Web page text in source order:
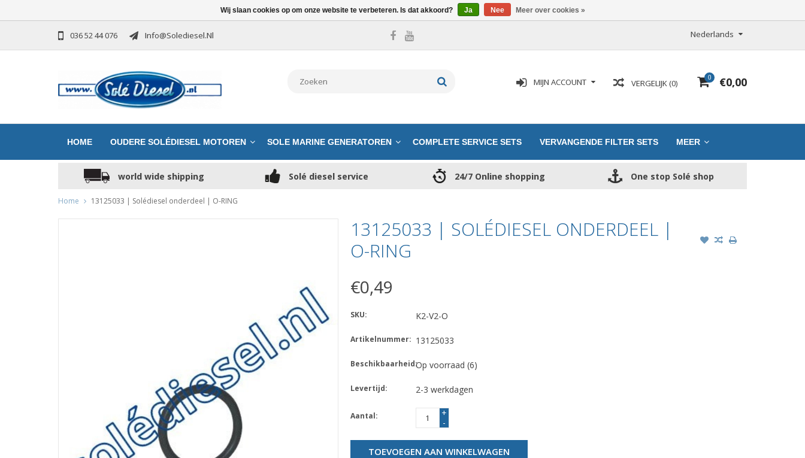
036 52 44 076 Info@solediesel.nl Nederlands
0 €0,00
VERGELIJK (0)
MIJN ACCOUNT
HOME OUDERE SOLÉDIESEL MOTOREN SOLE MARINE GENERATOREN COMPLETE SERVICE SETS VERVANGENDE FILTER SETS MEER
world wide shipping Solé diesel service 24/7 Online shopping One stop Solé shop
Home 13125033 | Solédiesel onderdeel | O-RING
13125033 | SOLÉDIESEL ONDERDEEL |
O-RING
€0,49
SKU: K2-V2-O
Artikelnummer: 13125033
Beschikbaarheid:Op voorraad (6)
Levertijd: 2-3 werkdagen
Aantal:
+
-
TOEVOEGEN AAN WINKELWAGEN
Wij slaan cookies op om onze website te verbeteren. Is dat akkoord? Ja Nee Meer over cookies »